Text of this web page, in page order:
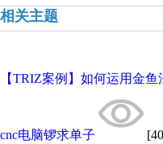
相关主题
【TRIZ案例】如何运用金鱼
cnc电脑锣求单子